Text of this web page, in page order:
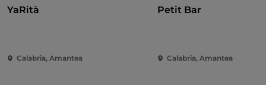
YaRità
Calabria, Amantea
Petit Bar
Calabria, Amantea